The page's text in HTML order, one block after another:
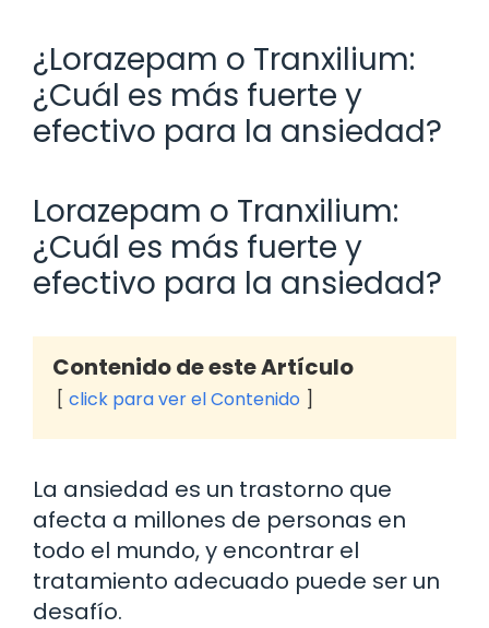
¿Lorazepam o Tranxilium:
¿Cuál es más fuerte y
efectivo para la ansiedad?
Lorazepam o Tranxilium:
¿Cuál es más fuerte y
efectivo para la ansiedad?
Contenido de este Artículo
click para ver el Contenido
La ansiedad es un trastorno que
afecta a millones de personas en
todo el mundo, y encontrar el
tratamiento adecuado puede ser un
desafío.